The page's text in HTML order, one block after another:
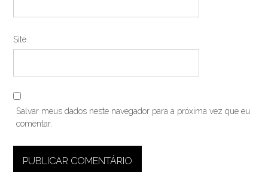
Site
Salvar meus dados neste navegador para a próxima vez que eu
comentar.